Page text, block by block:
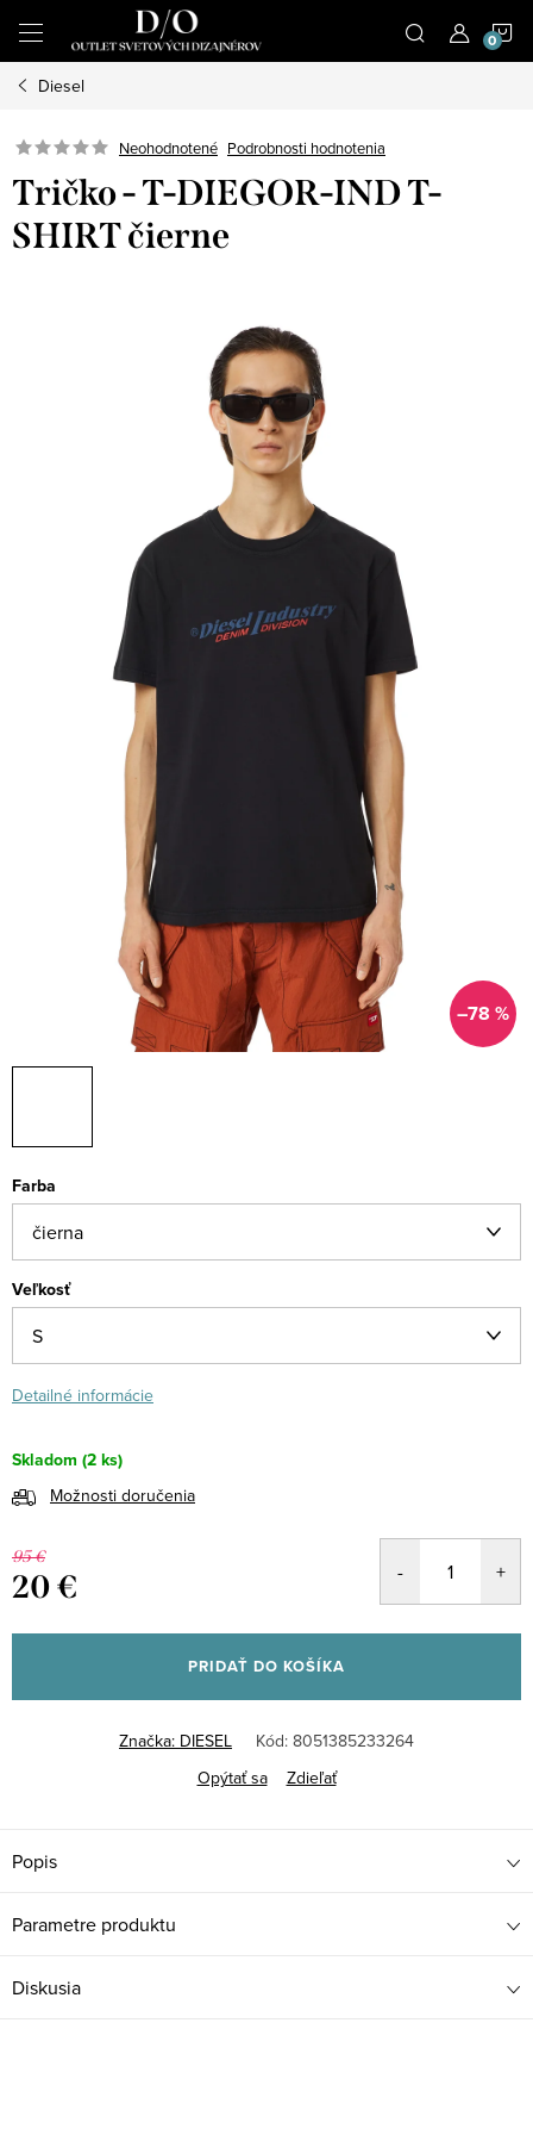
obsah
Diesel
Neohodnotené Podrobnosti hodnotenia
Tričko - T-DIEGOR-IND T-
SHIRT čierne
–78 %
Farba
Veľkosť
Detailné informácie
Skladom (2 ks)
Možnosti doručenia
95 €
20 €
cena:
PRIDAŤ DO KOŠÍKA
Značka: DIESEL Kód: 8051385233264
Opýtať sa
Zdieľať
Popis
Parametre produktu
Diskusia